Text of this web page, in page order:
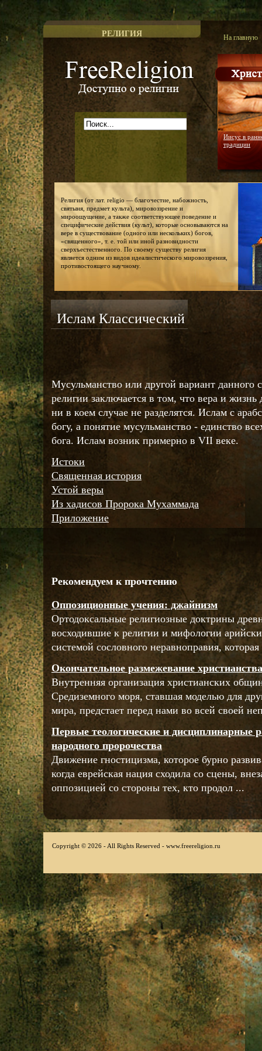
РЕЛИГИЯ На главную
Иисус в
традиции
Религия (от лат. religio — благочестие, набожность,
святыня, предмет культа), мировоззрение и
мироощущение, а также соответствующее поведение и
специфические действия (культ), которые основываются на
вере в существование (одного или нескольких) богов,
«священного», т. е. той или иной разновидности
сверхъестественного. По своему существу религия
является одним из видов идеалистического мировоззрения,
противостоящего научному.
Ислам Классический
Мусульманство или другой вариант данного
религии заключается в том, что вера и
ни в коем случае не разделятся. Ислам с
богу, а понятие мусульманство - единство
бога. Ислам возник примерно в VII веке.
Истоки
Священная история
Устой веры
Из хадисов Пророка Мухаммада
Приложение
Рекомендуем к прочтению
Оппозиционные учения: джайнизм
Ортодоксальные религиозные доктрины
восходившие к религии и мифологии
системой сословного неравноправия,
Окончательное размежевание
Внутренняя организация христианских
Средиземного моря, ставшая моделью для
мира, предстает перед нами во всей своей
Первые теологические и дисциплинарные
народного пророчества
Движение гностицизма, которое бурно
когда еврейская нация сходила со сцены,
оппозицией со стороны тех, кто продол ...
Copyright © 2026 - All Rights Reserved - www.freereligion.ru